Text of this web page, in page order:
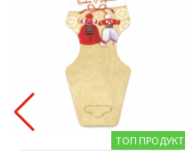
ТОП ПРОДУКТ